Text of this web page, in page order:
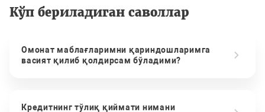
Кўп бериладиган саволлар
Омонат маблағларимни қариндошларимга
васият қилиб қолдирсам бўладими?
Кредитнинг тўлиқ қиймати нимани